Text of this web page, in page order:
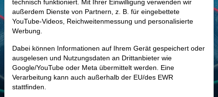
Aktie
Realtime-Aktienkurs:
- - -
-
Marktkapitalisierung 446,14 Mio. USD
Unternehmenswert
technisch funktioniert. Mit Ihrer Einwilligung verwenden wir
außerdem Dienste von Partnern, z. B. für eingebettete
YouTube-Videos, Reichweitenmessung und personalisierte
Werbung.
Dabei können Informationen auf Ihrem Gerät gespeichert oder
ausgelesen und Nutzungsdaten an Drittanbieter wie
Google/YouTube oder Meta übermittelt werden. Eine
Verarbeitung kann auch außerhalb der EU/des EWR
stattfinden.